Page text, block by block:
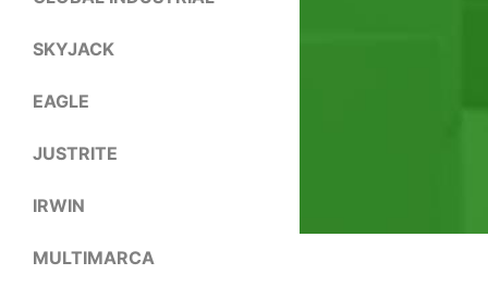
SKYJACK
EAGLE
JUSTRITE
IRWIN
MULTIMARCA